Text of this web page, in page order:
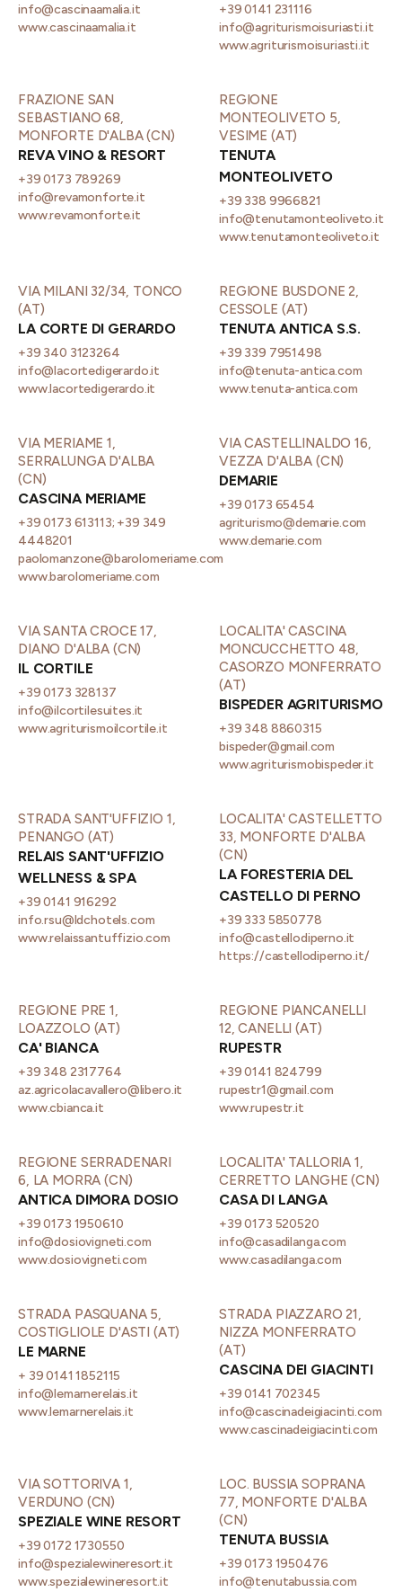
info@cascinaamalia.it
www.cascinaamalia.it
+39 0141 231116
info@agriturismoisuriasti.it
www.agriturismoisuriasti.it
FRAZIONE SAN
SEBASTIANO 68,
MONFORTE D'ALBA (CN)
REVA VINO & RESORT
+39 0173 789269
info@revamonforte.it
www.revamonforte.it
REGIONE
MONTEOLIVETO 5,
VESIME (AT)
TENUTA
MONTEOLIVETO
+39 338 9966821
info@tenutamonteoliveto.it
www.tenutamonteoliveto.it
VIA MILANI 32/34, TONCO
(AT)
LA CORTE DI GERARDO
+39 340 3123264
info@lacortedigerardo.it
www.lacortedigerardo.it
REGIONE BUSDONE 2,
CESSOLE (AT)
TENUTA ANTICA S.S.
+39 339 7951498
info@tenuta-antica.com
www.tenuta-antica.com
VIA MERIAME 1,
SERRALUNGA D'ALBA
(CN)
CASCINA MERIAME
+39 0173 613113; +39 349
4448201
paolomanzone@barolomeriame.com
www.barolomeriame.com
VIA CASTELLINALDO 16,
VEZZA D'ALBA (CN)
DEMARIE
+39 0173 65454
agriturismo@demarie.com
www.demarie.com
VIA SANTA CROCE 17,
DIANO D'ALBA (CN)
IL CORTILE
+39 0173 328137
info@ilcortilesuites.it
www.agriturismoilcortile.it
LOCALITA' CASCINA
MONCUCCHETTO 48,
CASORZO MONFERRATO
(AT)
BISPEDER AGRITURISMO
+39 348 8860315
bispeder@gmail.com
www.agriturismobispeder.it
STRADA SANT'UFFIZIO 1,
PENANGO (AT)
RELAIS SANT'UFFIZIO
WELLNESS & SPA
+39 0141 916292
info.rsu@ldchotels.com
www.relaissantuffizio.com
LOCALITA' CASTELLETTO
33, MONFORTE D'ALBA
(CN)
LA FORESTERIA DEL
CASTELLO DI PERNO
+39 333 5850778
info@castellodiperno.it
https://castellodiperno.it/
REGIONE PRE 1,
LOAZZOLO (AT)
CA' BIANCA
+39 348 2317764
az.agricolacavallero@libero.it
www.cbianca.it
REGIONE PIANCANELLI
12, CANELLI (AT)
RUPESTR
+39 0141 824799
rupestr1@gmail.com
www.rupestr.it
REGIONE SERRADENARI
6, LA MORRA (CN)
ANTICA DIMORA DOSIO
+39 0173 1950610
info@dosiovigneti.com
www.dosiovigneti.com
LOCALITA' TALLORIA 1,
CERRETTO LANGHE (CN)
CASA DI LANGA
+39 0173 520520
info@casadilanga.com
www.casadilanga.com
STRADA PASQUANA 5,
COSTIGLIOLE D'ASTI (AT)
LE MARNE
+ 39 0141 1852115
info@lemarnerelais.it
www.lemarnerelais.it
STRADA PIAZZARO 21,
NIZZA MONFERRATO
(AT)
CASCINA DEI GIACINTI
+39 0141 702345
info@cascinadeigiacinti.com
www.cascinadeigiacinti.com
VIA SOTTORIVA 1,
VERDUNO (CN)
SPEZIALE WINE RESORT
+39 0172 1730550
info@spezialewineresort.it
www.spezialewineresort.it
LOC. BUSSIA SOPRANA
77, MONFORTE D'ALBA
(CN)
TENUTA BUSSIA
+39 0173 1950476
info@tenutabussia.com